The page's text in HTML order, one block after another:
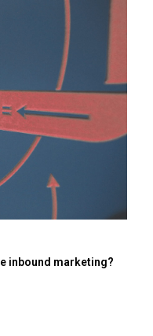
inbound marketing?